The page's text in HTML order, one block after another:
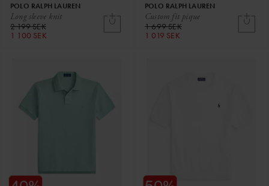
Long sleeve knit
POLO RALPH LAUREN
2 199 SEK
1 100 SEK
Custom fit pique
POLO RALPH LAUREN
1 699 SEK
1 019 SEK